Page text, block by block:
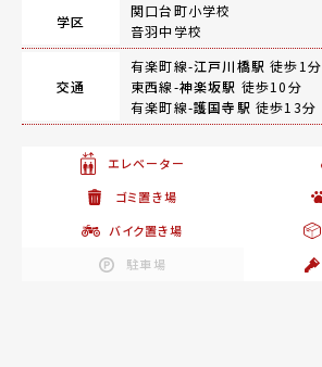
学区
関口台町小学校
音羽中学校
交通
有楽町線-江戸川橋駅 徒歩1分
東西線-神楽坂駅 徒歩10分
有楽町線-護国寺駅 徒歩13分
エレベーター
ゴミ置き場
バイク置き場
駐車場